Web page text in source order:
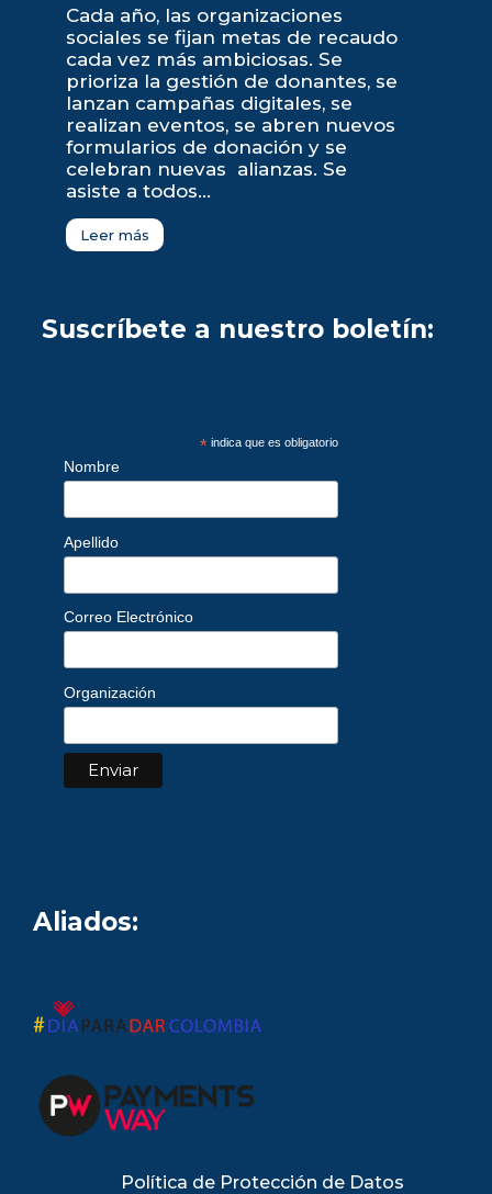
Cada año, las organizaciones
sociales se fijan metas de recaudo
cada vez más ambiciosas. Se
prioriza la gestión de donantes, se
lanzan campañas digitales, se
realizan eventos, se abren nuevos
formularios de donación y se
celebran nuevas alianzas. Se
asiste a todos...
Leer más
Suscríbete a nuestro boletín:
*indica que es obligatorio
Nombre
Apellido
Correo Electrónico
Organización
Aliados:
Política de Protección de Datos